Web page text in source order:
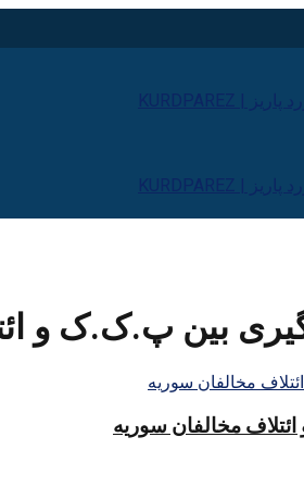
بین پ.ک.ک و
مخالفان سوریه